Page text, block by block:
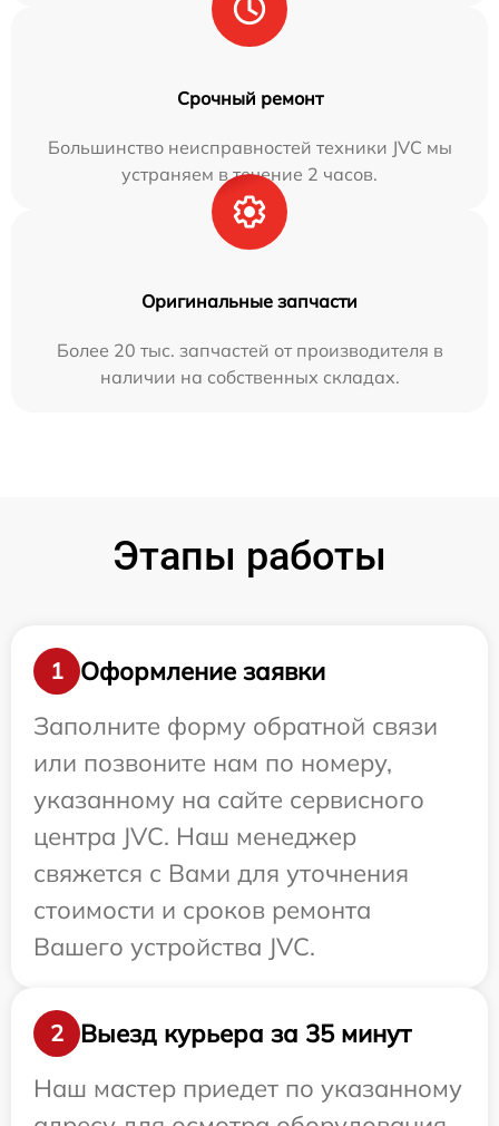
Срочный ремонт
Большинство неисправностей техники JVC мы
устраняем в течение 2 часов.
Оригинальные запчасти
Более 20 тыс. запчастей от производителя в
наличии на собственных складах.
Этапы работы
1
Оформление заявки
Заполните форму обратной связи
или позвоните нам по номеру,
указанному на сайте сервисного
центра JVC. Наш менеджер
свяжется с Вами для уточнения
стоимости и сроков ремонта
Вашего устройства JVC.
2
Выезд курьера за 35 минут
Наш мастер приедет по указанному